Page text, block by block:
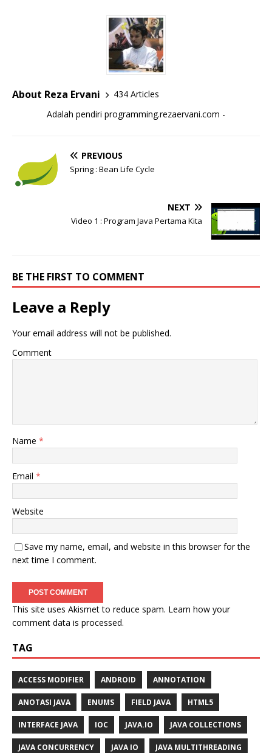
About Reza Ervani
434 Articles
Adalah pendiri programming.rezaervani.com -
PREVIOUS
Spring : Bean Life Cycle
NEXT
Video 1 : Program Java Pertama Kita
BE THE FIRST TO COMMENT
Leave a Reply
Your email address will not be published.
Comment
Name *
Email *
Website
Save my name, email, and website in this browser for the
next time I comment.
This site uses Akismet to reduce spam. Learn how your
comment data is processed.
TAG
ACCESS MODIFIER ANDROID ANNOTATION
ANOTASI JAVA ENUMS FIELD JAVA HTML5
INTERFACE JAVA IOC JAVA.IO JAVA COLLECTIONS
JAVA CONCURRENCY JAVA IO JAVA MULTITHREADING